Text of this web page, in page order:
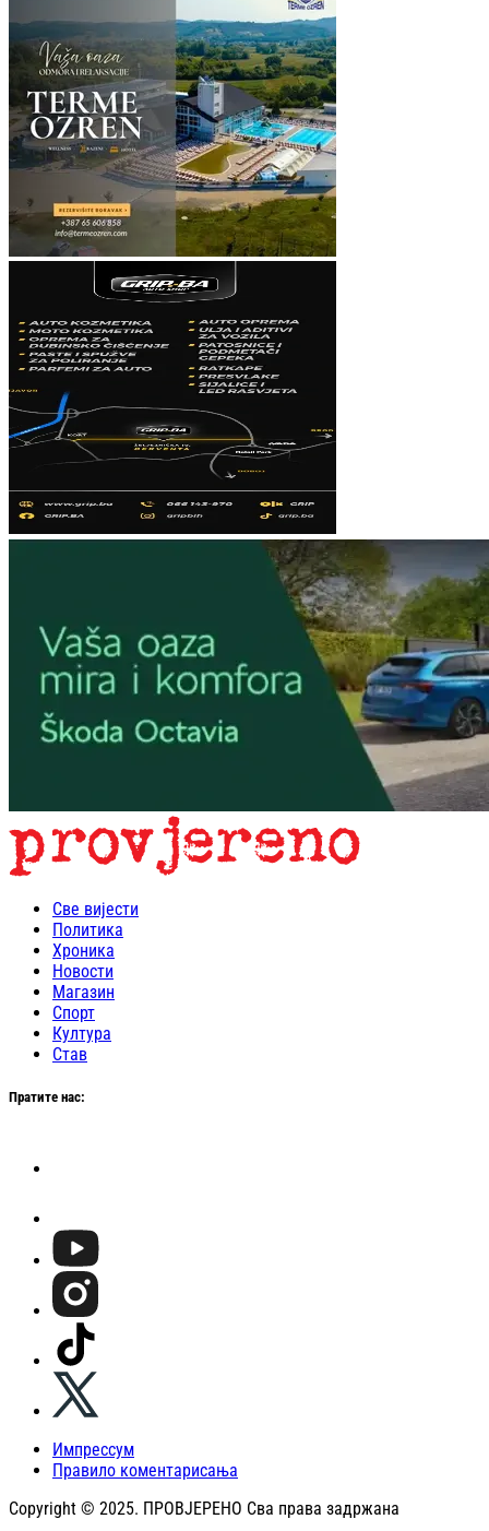
Све вијести
Политика
Хроника
Новости
Магазин
Спорт
Култура
Став
Пратите нас:
Импрессум
Правило коментарисања
Copyright © 2025. ПРОВЈЕРЕНО Сва права задржана